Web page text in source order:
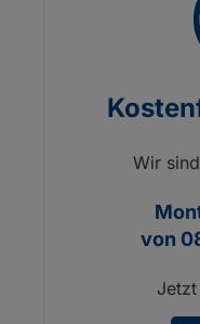
Wir
von
Jetzt